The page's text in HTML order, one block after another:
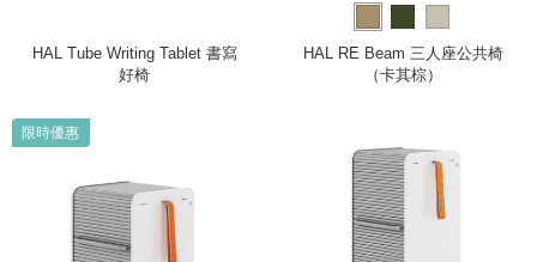
HAL Tube Writing Tablet 書寫
好椅
HAL RE Beam 三人座公共椅
（卡其棕）
限時優惠